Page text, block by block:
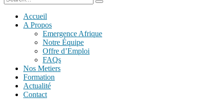
Accueil
A Propos
Emergence Afrique
Notre Équipe
Offre d’Emploi
FAQs
Nos Metiers
Formation
Actualité
Contact